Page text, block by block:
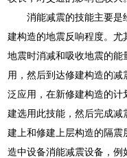
消能减震的技能主要是
建构造的地震反响程度。
地震时消减和吸收地震的
用，然后到达修建构造的
泛应用，在新修建构造的
建选用此技能，然后完成
建上和修建上层构造的隔
造中设备消能减震设备，例